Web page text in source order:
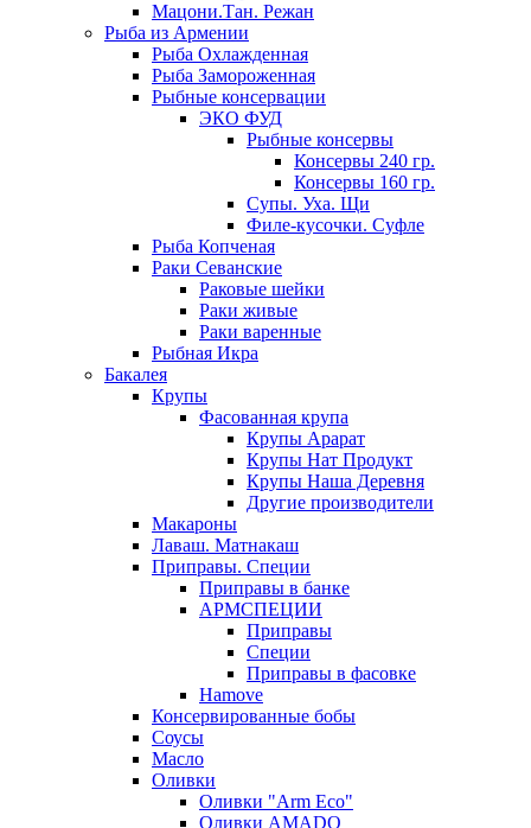
Мацони.Тан. Режан
Рыба из Армении
Рыба Охлажденная
Рыба Замороженная
Рыбные консервации
ЭКО ФУД
Рыбные консервы
Консервы 240 гр.
Консервы 160 гр.
Супы. Уха. Щи
Филе-кусочки. Суфле
Рыба Копченая
Раки Севанские
Раковые шейки
Раки живые
Раки варенные
Рыбная Икра
Бакалея
Крупы
Фасованная крупа
Крупы Арарат
Крупы Нат Продукт
Крупы Наша Деревня
Другие производители
Макароны
Лаваш. Матнакаш
Приправы. Специи
Приправы в банке
АРМСПЕЦИИ
Приправы
Специи
Приправы в фасовке
Hamove
Консервированные бобы
Соусы
Масло
Оливки
Оливки "Arm Eco"
Оливки AMADO